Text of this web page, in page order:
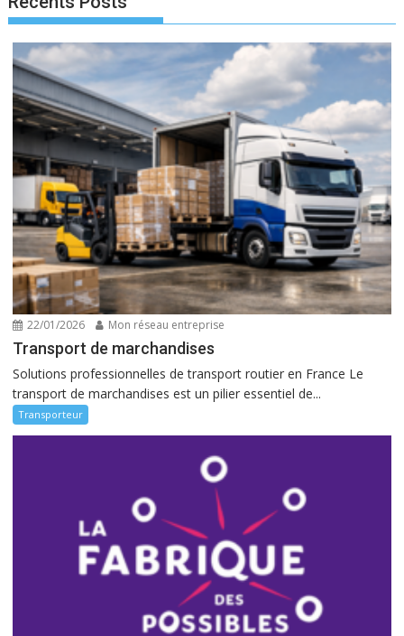
22/01/2026 Mon réseau entreprise
Transport de marchandises
Solutions professionnelles de transport routier en France Le
transport de marchandises est un pilier essentiel de...
Transporteur